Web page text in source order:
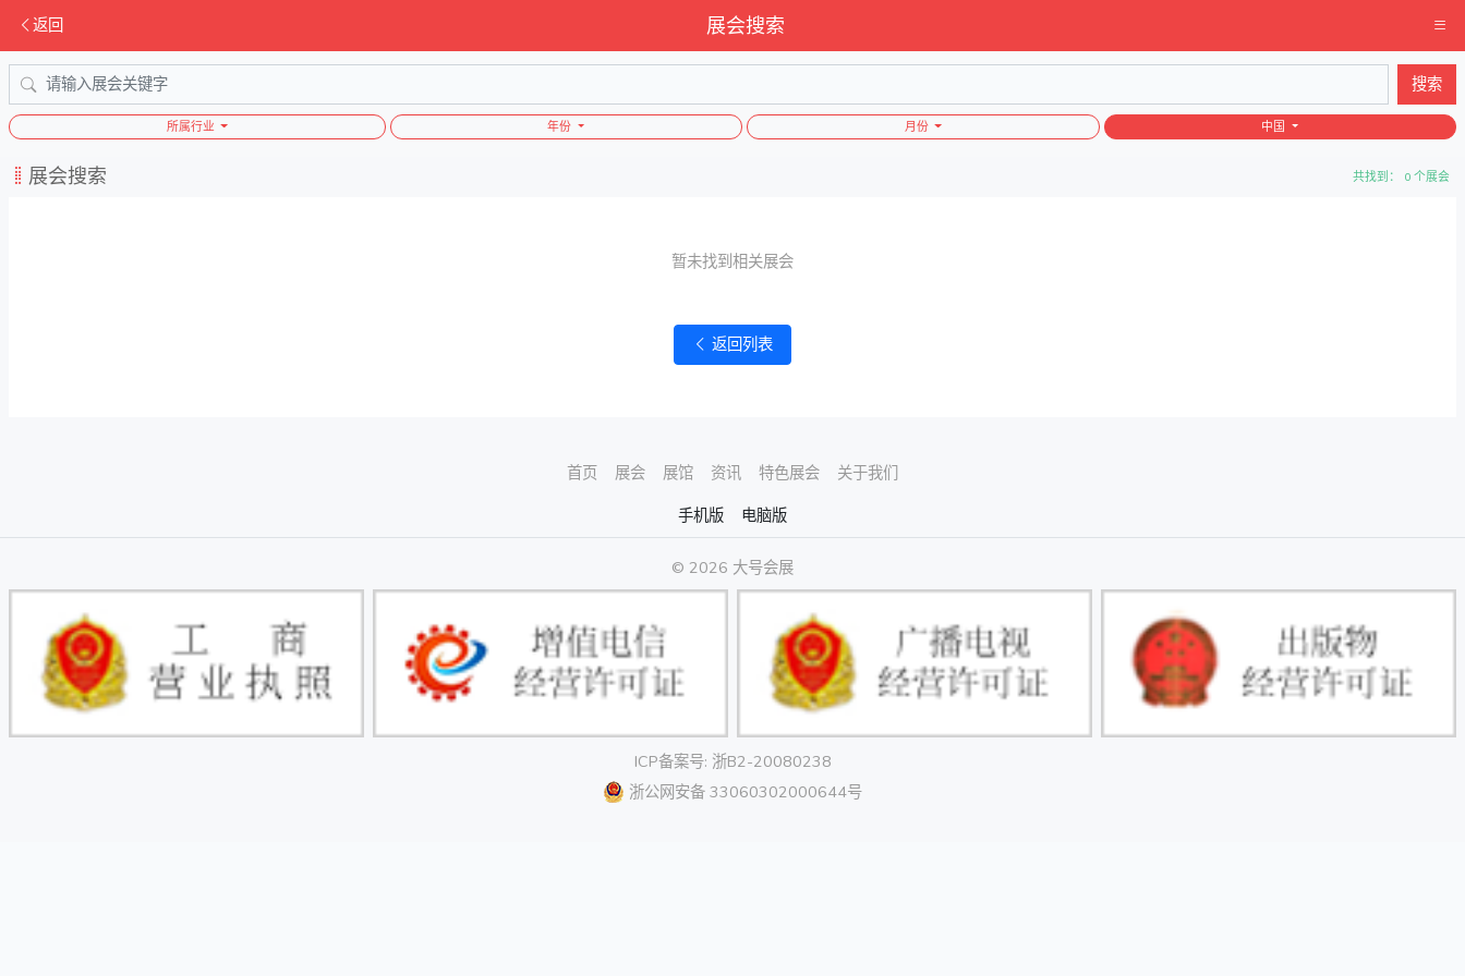
返回 展会搜索
搜索
所属行业 年份 月份 中国
展会搜索 共找到： 0 个展会
暂未找到相关展会
返回列表
首页 展会 展馆 资讯 特色展会
关于我们
手机版
电脑版
© 2026 大号会展
ICP备案号: 浙B2-20080238
浙公网安备 33060302000644号